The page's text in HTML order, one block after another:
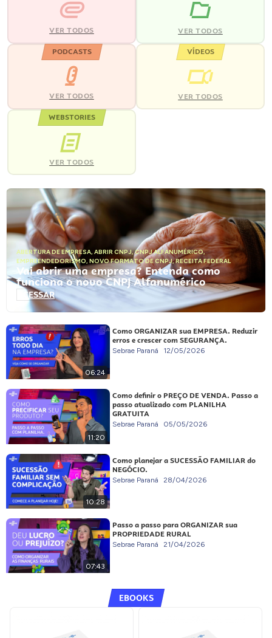
VER TODOS VER TODOS
PODCASTS
VER TODOS
VÍDEOS
VER TODOS
WEBSTORIES
VER TODOS
ABERTURA DE EMPRESA, ABRIR CNPJ,CNPJ ALFANUMÉRICO,
EMPREENDEDORISMO, NOVO FORMATO DE CNPJ,RECEITA FEDERAL
Vai abrir uma empresa? Entenda como
funciona o novo CNPJ Alfanumérico
ACESSAR
06:24
Como ORGANIZAR sua EMPRESA. Reduzir
erros e crescer com SEGURANÇA.
Sebrae Paraná 12/05/2026
11:20
Como definir o PREÇO DE VENDA. Passo a
passo atualizado com PLANILHA
GRATUITA
Sebrae Paraná 05/05/2026
10:28
Como planejar a SUCESSÃO FAMILIAR do
NEGÓCIO.
Sebrae Paraná 28/04/2026
07:43
Passo a passo para ORGANIZAR sua
PROPRIEDADE RURAL
Sebrae Paraná 21/04/2026
EBOOKS